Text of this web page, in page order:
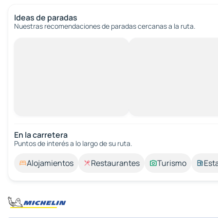
Ideas de paradas
Nuestras recomendaciones de paradas cercanas a la ruta.
En la carretera
Puntos de interés a lo largo de su ruta.
Alojamientos Restaurantes Turismo